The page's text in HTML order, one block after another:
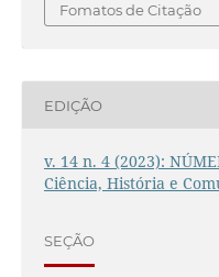
Fomatos de Citação
EDIÇÃO
v. 14 n. 4 (2023):
Ciência, História e
SEÇÃO